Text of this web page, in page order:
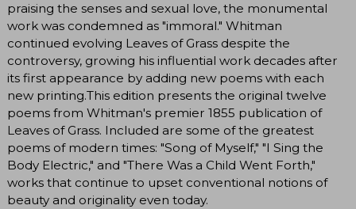
praising the senses and sexual love, the monumental
work was condemned as "immoral." Whitman
continued evolving Leaves of Grass despite the
controversy, growing his influential work decades after
its first appearance by adding new poems with each
new printing.This edition presents the original twelve
poems from Whitman's premier 1855 publication of
Leaves of Grass. Included are some of the greatest
poems of modern times: "Song of Myself," "I Sing the
Body Electric," and "There Was a Child Went Forth,"
works that continue to upset conventional notions of
beauty and originality even today.